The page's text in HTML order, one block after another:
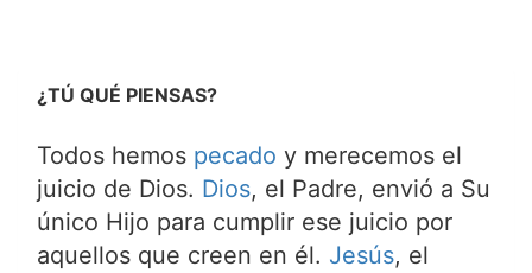
¿TÚ QUÉ PIENSAS?
Todos hemos pecado y merecemos el
juicio de Dios. Dios, el Padre, envió a Su
único Hijo para cumplir ese juicio por
aquellos que creen en él. Jesús, el